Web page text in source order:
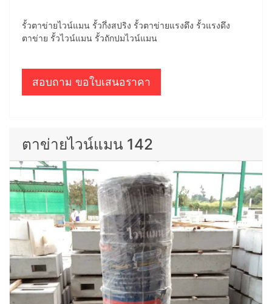
รั้วตาข่ายไวน์แมน รั้วกึ่งสปริง รั้วตาข่ายแรงดึง รั้วแรงดึง
ตาข่าย รั้วไวน์แมน รั้วถักปมไวน์แมน
สอบถาม ขอใบเสนอราคา
ตาข่ายไวน์แมน 142